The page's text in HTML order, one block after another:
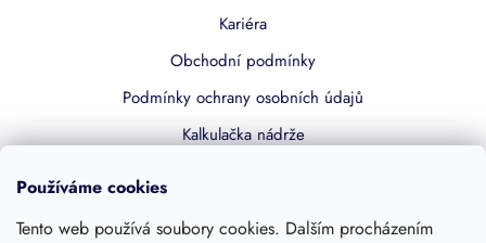
Používáme cookies
Tento web používá soubory cookies. Dalším procházením
Kariéra
Obchodní podmínky
Podmínky ochrany osobních údajů
Kalkulačka nádrže